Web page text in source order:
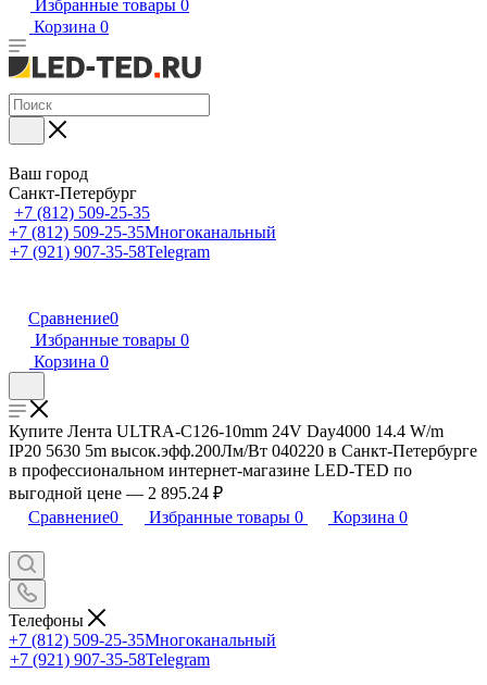
Избранные товары 0
Корзина 0
Ваш город
Санкт-Петербург
+7 (812) 509-25-35
+7 (812) 509-25-35Многоканальный
+7 (921) 907-35-58Telegram
Сравнение0
Избранные товары 0
Корзина 0
Купите Лента ULTRA-C126-10mm 24V Day4000 14.4 W/m
IP20 5630 5m высок.эфф.200Лм/Вт 040220 в Санкт-Петербурге
в профессиональном интернет-магазине LED-TED по
выгодной цене — 2 895.24 ₽
Сравнение0 Избранные товары 0 Корзина 0
Телефоны
+7 (812) 509-25-35Многоканальный
+7 (921) 907-35-58Telegram